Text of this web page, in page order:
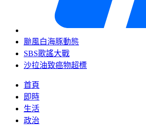
颱風白海豚動態
SBS歌謠大戰
沙拉油致癌物超標
首頁
即時
生活
政治